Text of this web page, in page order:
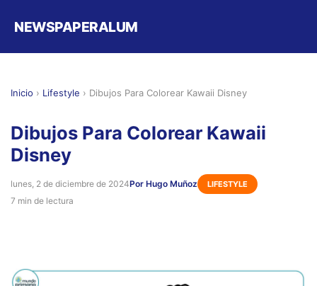
NEWSPAPERALUM
Inicio › Lifestyle › Dibujos Para Colorear Kawaii Disney
Dibujos Para Colorear Kawaii
Disney
lunes, 2 de diciembre de 2024Por Hugo Muñoz LIFESTYLE
7 min de lectura